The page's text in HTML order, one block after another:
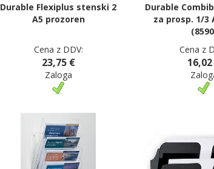
Durable Flexiplus stenski 2
A5 prozoren
Cena z DDV:
23,75 €
Zaloga
Durable
za prosp. 1/3
Cena z